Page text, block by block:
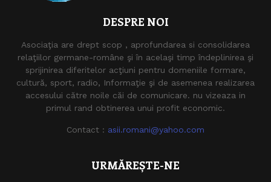
DESPRE NOI
Asociaţia are drept scop , aprofundarea si consolidarea
relaţiilor germane-române şi în acelaşi timp îndeplinirea şi
sprijinirea diferitelor acţiuni pentru domeniile formare,
cultură, sport, radio, Informaţie şi de asemenea realizarea
accesului către noile căi de comunicare. nu vizeaza in
primul rand obtinerea unui profit economic.
Contact : asii.romani@yahoo.com
URMĂREȘTE-NE